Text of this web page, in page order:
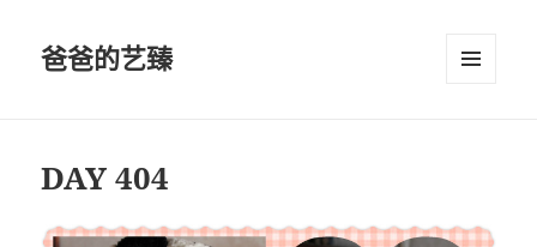
爸爸的艺臻
DAY 404